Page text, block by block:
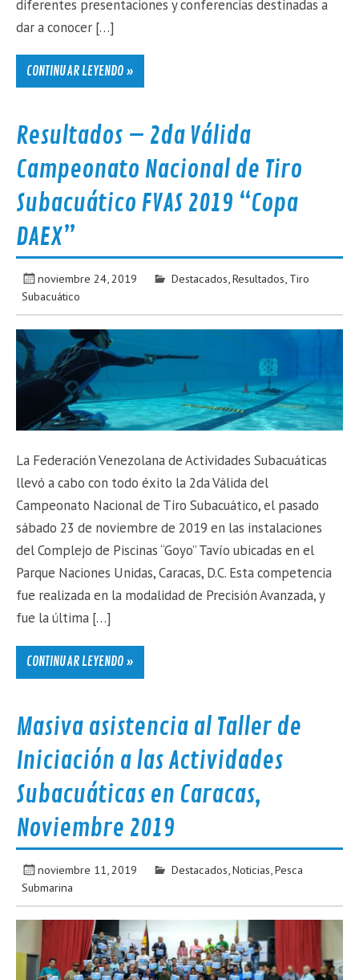
diferentes presentaciones y conferencias destinadas a
dar a conocer […]
CONTINUAR LEYENDO »
Resultados – 2da Válida
Campeonato Nacional de Tiro
Subacuático FVAS 2019 “Copa
DAEX”
noviembre 24, 2019 Destacados,Resultados, Tiro
Subacuático
La Federación Venezolana de Actividades Subacuáticas
llevó a cabo con todo éxito la 2da Válida del
Campeonato Nacional de Tiro Subacuático, el pasado
sábado 23 de noviembre de 2019 en las instalaciones
del Complejo de Piscinas “Goyo” Tavío ubicadas en el
Parque Naciones Unidas, Caracas, D.C. Esta competencia
fue realizada en la modalidad de Precisión Avanzada, y
fue la última […]
CONTINUAR LEYENDO »
Masiva asistencia al Taller de
Iniciación a las Actividades
Subacuáticas en Caracas,
Noviembre 2019
noviembre 11, 2019 Destacados,Noticias,Pesca
Submarina